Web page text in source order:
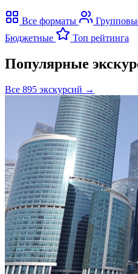
Все форматы
Бюджетные
Топ рейтинга
Популярные
Все 895 экскурсий →